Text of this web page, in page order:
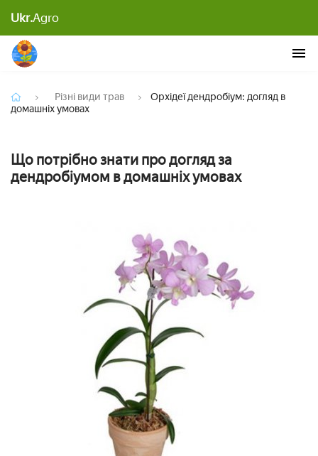
Ukr.AgroОрхідеї дендробіум: догляд в домашніх умовах
Різні види трав
Орхідеї дендробіум: догляд в
домашніх умовах
Що потрібно знати про догляд за
дендробіумом в домашніх умовах